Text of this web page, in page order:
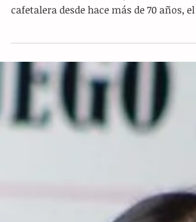
Urban Coffee, la realización de un
sueño
Tuxtla.- Edgar Ángel es originario de
Montecristo de Guerrero, su familia es
cafetalera desde hace más de 70 años, el